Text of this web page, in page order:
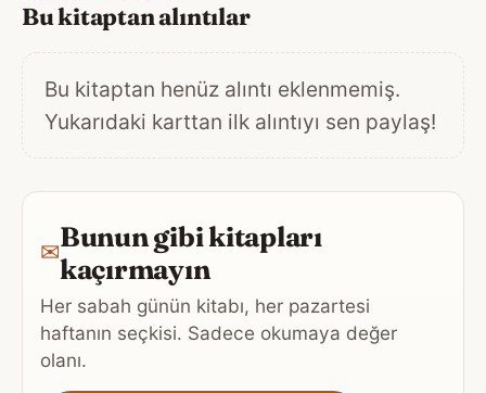
Bu kitaptan alıntılar
Bu kitaptan henüz alıntı eklenmemiş.
Yukarıdaki karttan ilk alıntıyı sen paylaş!
✉Bunun gibi kitapları
kaçırmayın
Her sabah günün kitabı, her pazartesi
haftanın seçkisi. Sadece okumaya değer
olanı.